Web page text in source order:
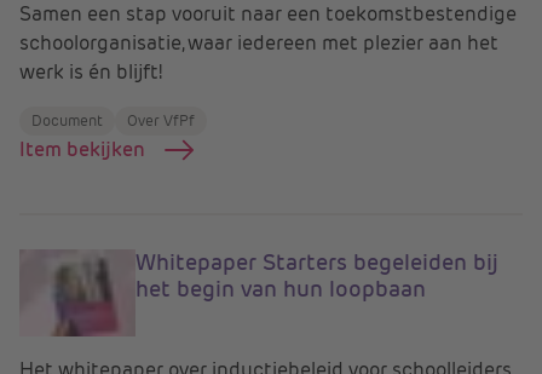
Samen een stap vooruit naar een toekomstbestendige
schoolorganisatie, waar iedereen met plezier aan het
werk is én blijft!
Document Over VfPf
Item bekijken
Whitepaper Starters begeleiden bij
het begin van hun loopbaan